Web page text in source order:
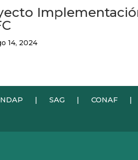
14, 2024
| SAG | CONAF |